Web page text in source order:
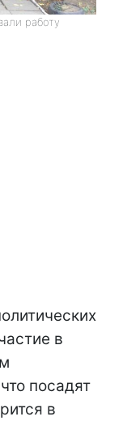
работу
в
посадят
в